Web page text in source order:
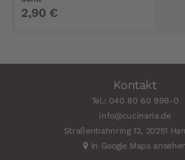
2,90 €
Kontakt
Tel.: 040 80 60 999-0
info@cucinaria.de
Straßenbahnring 12, 20251
In Google Maps